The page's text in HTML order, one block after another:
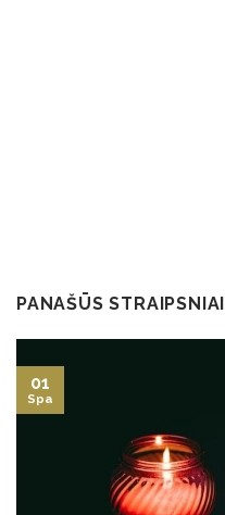
PANAŠŪS STRAIPSNIAI
01
Spa